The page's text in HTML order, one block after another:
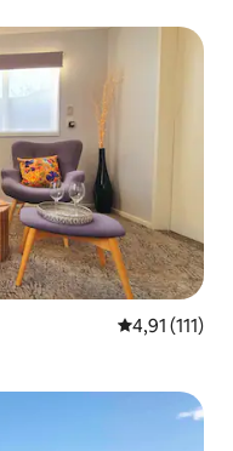
Évaluation
4,91 (111)